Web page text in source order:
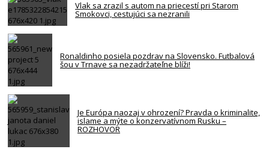
Vlak sa zrazil s autom na priecestí pri Starom
Smokovci, cestujúci sa nezranili
Ronaldinho posiela pozdrav na Slovensko. Futbalová
šou v Trnave sa nezadržateľne blíži!
Je Európa naozaj v ohrození? Pravda o kriminalite,
islame a mýte o konzervatívnom Rusku –
ROZHOVOR